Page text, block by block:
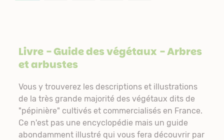
Livre - Guide des végétaux - Arbres
et arbustes
Vous y trouverez les descriptions et illustrations
de la très grande majorité des végétaux dits de
"pépinière" cultivés et commercialisés en France.
Ce n'est pas une encyclopédie mais un guide
abondamment illustré qui vous fera découvrir par